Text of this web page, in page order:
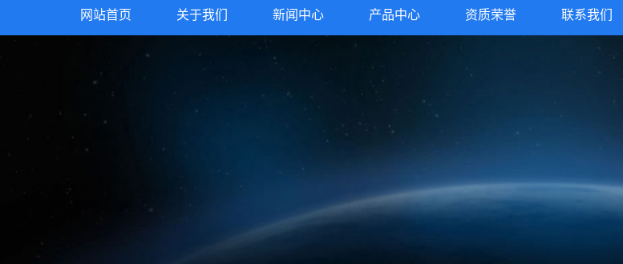
网站首页 关于我们 新闻中心 产品中心 资质荣誉 联系我们